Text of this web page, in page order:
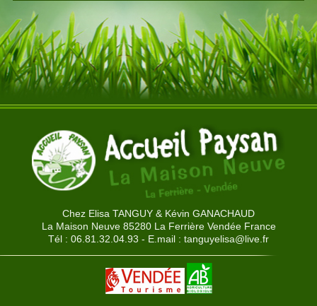
Chez Elisa TANGUY & Kévin GANACHAUD
La Maison Neuve 85280 La Ferrière Vendée France
Tél : 06.81.32.04.93 - E.mail : tanguyelisa@live.fr